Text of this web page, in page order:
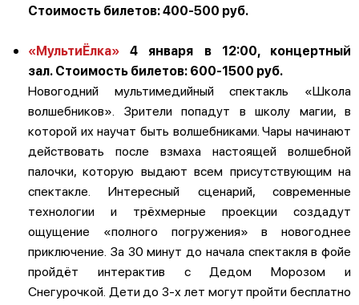
Стоимость билетов: 400-500 руб.
«МультиЁлка» 4 января в 12:00, концертный
зал. Стоимость билетов: 600-1500 руб.
Новогодний мультимедийный спектакль «Школа
волшебников». Зрители попадут в школу магии, в
которой их научат быть волшебниками. Чары начинают
действовать после взмаха настоящей волшебной
палочки, которую выдают всем присутствующим на
спектакле. Интересный сценарий, современные
технологии и трёхмерные проекции создадут
ощущение «полного погружения» в новогоднее
приключение. За 30 минут до начала спектакля в фойе
пройдёт интерактив с Дедом Морозом и
Снегурочкой. Дети до 3-х лет могут пройти бесплатно